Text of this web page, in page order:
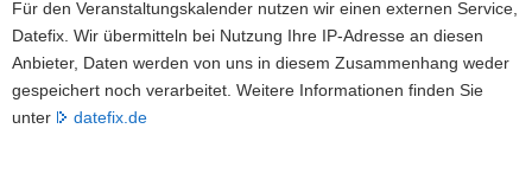
Für den Veranstaltungskalender nutzen wir einen externen Service,
Datefix. Wir übermitteln bei Nutzung Ihre IP-Adresse an diesen
Anbieter, Daten werden von uns in diesem Zusammenhang weder
gespeichert noch verarbeitet. Weitere Informationen finden Sie
unter
datefix.de